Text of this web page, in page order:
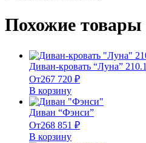
Похожие товары
Диван-кровать “Луна” 210.1
От267 720 ₽
В корзину
Диван “Фэнси”
От268 851 ₽
В корзину